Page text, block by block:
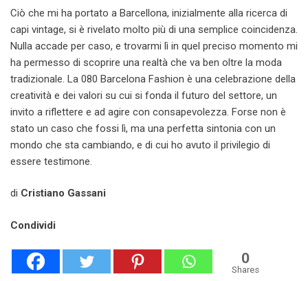
Ciò che mi ha portato a Barcellona, inizialmente alla ricerca di
capi vintage, si è rivelato molto più di una semplice coincidenza.
Nulla accade per caso, e trovarmi lì in quel preciso momento mi
ha permesso di scoprire una realtà che va ben oltre la moda
tradizionale. La 080 Barcelona Fashion è una celebrazione della
creatività e dei valori su cui si fonda il futuro del settore, un
invito a riflettere e ad agire con consapevolezza. Forse non è
stato un caso che fossi lì, ma una perfetta sintonia con un
mondo che sta cambiando, e di cui ho avuto il privilegio di
essere testimone.
di Cristiano Gassani
Condividi
0
Shares